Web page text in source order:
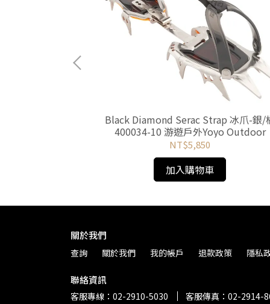
Black Diamond Serac Strap 冰爪-銀/
400034-10 游遊戶外Yoyo Outdoor
NT$5,850
加入購物車
關於我們
查詢 關於我們 我的帳戶 退款政策 隱私
聯絡資訊
客服專線：02-2910-5030
客服傳真：02-2914-